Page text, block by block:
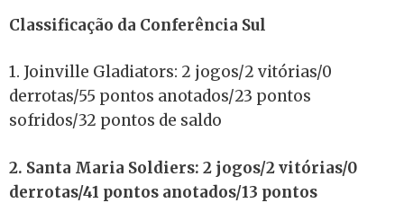
Classificação da Conferência Sul
1. Joinville Gladiators: 2 jogos/2 vitórias/0
derrotas/55 pontos anotados/23 pontos
sofridos/32 pontos de saldo
2. Santa Maria Soldiers: 2 jogos/2 vitórias/0
derrotas/41 pontos anotados/13 pontos